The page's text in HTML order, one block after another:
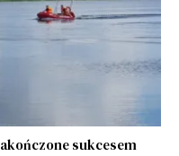
sukcesem